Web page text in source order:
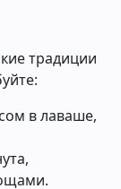
традиции
в лаваше,